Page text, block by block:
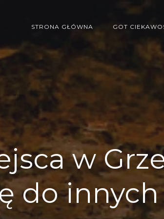
STRONA GŁÓWNA GOT
w
do